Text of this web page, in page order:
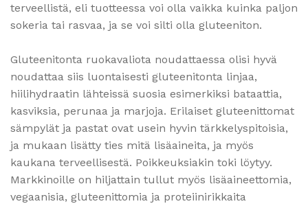
terveellistä, eli tuotteessa voi olla vaikka kuinka paljon
sokeria tai rasvaa, ja se voi silti olla gluteeniton.
Gluteenitonta ruokavaliota noudattaessa olisi hyvä
noudattaa siis luontaisesti gluteenitonta linjaa,
hiilihydraatin lähteissä suosia esimerkiksi bataattia,
kasviksia, perunaa ja marjoja. Erilaiset gluteenittomat
sämpylät ja pastat ovat usein hyvin tärkkelyspitoisia,
ja mukaan lisätty ties mitä lisäaineita, ja myös
kaukana terveellisestä. Poikkeuksiakin toki löytyy.
Markkinoille on hiljattain tullut myös lisäaineettomia,
vegaanisia, gluteenittomia ja proteiinirikkaita